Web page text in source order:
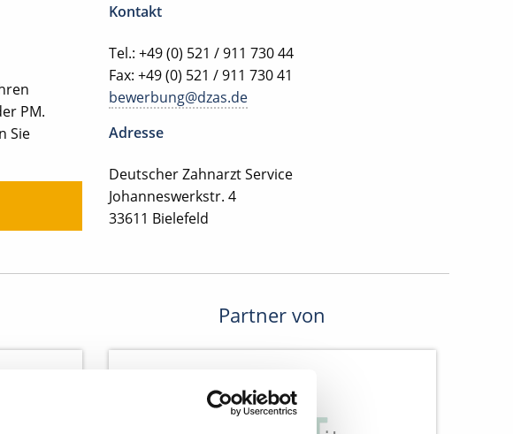
PM.
Sie
Kontakt
Tel.: +49 (0) 521 / 911 730 44
Fax: +49 (0) 521 / 911 730 41
bewerbung@dzas.de
Adresse
Deutscher Zahnarzt Service
Johanneswerkstr. 4
33611 Bielefeld
Partner von